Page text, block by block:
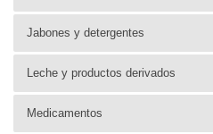
Jabones y detergentes
Leche y productos derivados
Medicamentos